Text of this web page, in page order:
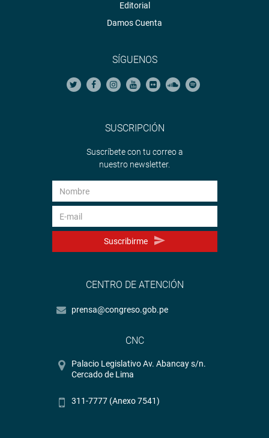
Editorial
Damos Cuenta
SÍGUENOS
SUSCRIPCIÓN
Suscríbete con tu correo a
nuestro newsletter.
Suscribirme
CENTRO DE ATENCIÓN
prensa@congreso.gob.pe
CNC
Palacio Legislativo Av. Abancay s/n.
Cercado de Lima
311-7777 (Anexo 7541)